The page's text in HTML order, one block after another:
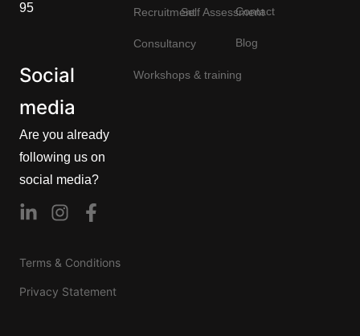
95
Social
media
Are you already
following us on
social media?
Recruitment
Consultancy
Workshops & training
Self Assessment
Contact
Blog
Terms & Conditions
Privacy Statement